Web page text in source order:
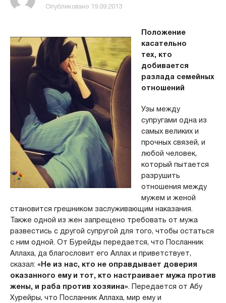
Опубликовано 19.09.2013
Положение
касательно
тех, кто
добивается
разлада семейных
отношений
Узы между
супругами одна из
самых великих и
прочных связей, и
любой человек,
который пытается
разрушить
отношения между
мужем и женой
становится грешником заслуживающим наказания.
Также одной из жен запрещено требовать от мужа
развестись с другой супругой для того, чтобы остаться
с ним одной. От Бурейды передается, что Посланник
Аллаха, да благословит его Аллах и приветствует,
сказал: «Не из нас, кто не оправдывает доверия
оказанного ему и тот, кто настраивает мужа против
жены, и раба против хозяина». Передается от Абу
Хурейры, что Посланник Аллаха, мир ему и